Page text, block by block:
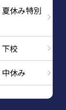
休み特別
校
休み